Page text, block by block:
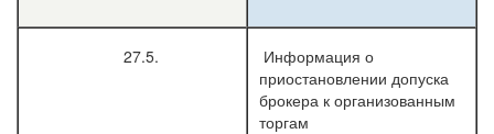
27.5.
Информация о
приостановлении допуска
брокера к организованным
торгам